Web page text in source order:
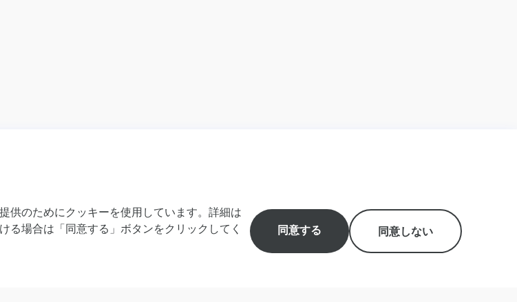
特集
供のためにクッキーを使用しています。詳細は
る場合は「同意する」ボタンをクリックしてく
同意する 同意しない